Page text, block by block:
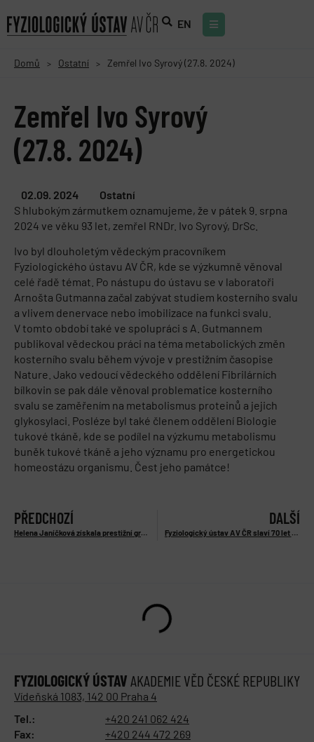
EN
Domů > Ostatní > Zemřel Ivo Syrový (27.8. 2024)
Zemřel Ivo Syrový
(27.8. 2024)
02.09. 2024
Ostatní
S hlubokým zármutkem oznamujeme, že v pátek 9. srpna
2024 ve věku 93 let, zemřel RNDr. Ivo Syrový, DrSc.
Ivo byl dlouholetým vědeckým pracovníkem
Fyziologického ústavu AV ČR, kde se výzkumně věnoval
celé řadě témat. Po nástupu do ústavu se v laboratoři
Arnošta Gutmanna začal zabývat studiem kosterního svalu
a vlivem denervace nebo imobilizace na funkci svalu.
V tomto období také ve spolupráci s A. Gutmannem
publikoval vědeckou práci na téma metabolických změn
kosterního svalu během vývoje v prestižním časopise
Nature. Jako vedoucí vědeckého oddělení Fibrilárních
bílkovin se pak dále věnoval problematice kosterního
svalu se zaměřením na metabolismus proteinů a jejich
glykosylaci. Posléze byl také členem oddělení Biologie
tukové tkáně, kde se podílel na výzkumu metabolismu
buněk tukové tkáně a jeho významu pro energetickou
homeostázu organismu. Čest jeho památce!
PŘEDCHOZÍ
Helena Janíčková získala prestižní grant ERC CZ (22.7. 2024)
DALŠÍ
Fyziologický ústav AV ČR slaví 70 let od svého založení (29.8. 2024)
FYZIOLOGICKÝ ÚSTAVAKADEMIE VĚD ČESKÉ REPUBLIKY
Vídeňská 1083, 142 00 Praha 4
Tel.:
+420 241 062 424
Fax:
+420 244 472 269